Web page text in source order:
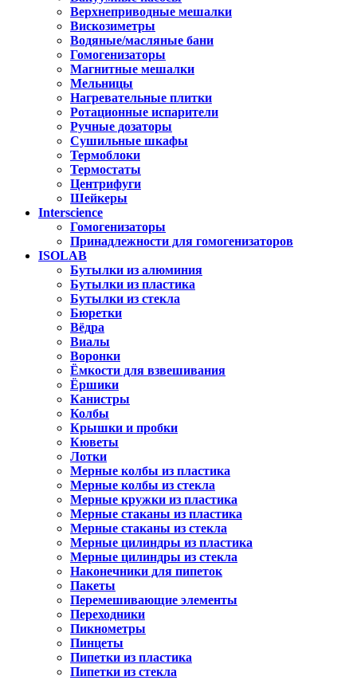
Верхнеприводные мешалки
Вискозиметры
Водяные/масляные бани
Гомогенизаторы
Магнитные мешалки
Мельницы
Нагревательные плитки
Ротационные испарители
Ручные дозаторы
Сушильные шкафы
Термоблоки
Термостаты
Центрифуги
Шейкеры
Interscience
Гомогенизаторы
Принадлежности для гомогенизаторов
ISOLAB
Бутылки из алюминия
Бутылки из пластика
Бутылки из стекла
Бюретки
Вёдра
Виалы
Воронки
Ёмкости для взвешивания
Ёршики
Канистры
Колбы
Крышки и пробки
Кюветы
Лотки
Мерные колбы из пластика
Мерные колбы из стекла
Мерные кружки из пластика
Мерные стаканы из пластика
Мерные стаканы из стекла
Мерные цилиндры из пластика
Мерные цилиндры из стекла
Наконечники для пипеток
Пакеты
Перемешивающие элементы
Переходники
Пикнометры
Пинцеты
Пипетки из пластика
Пипетки из стекла